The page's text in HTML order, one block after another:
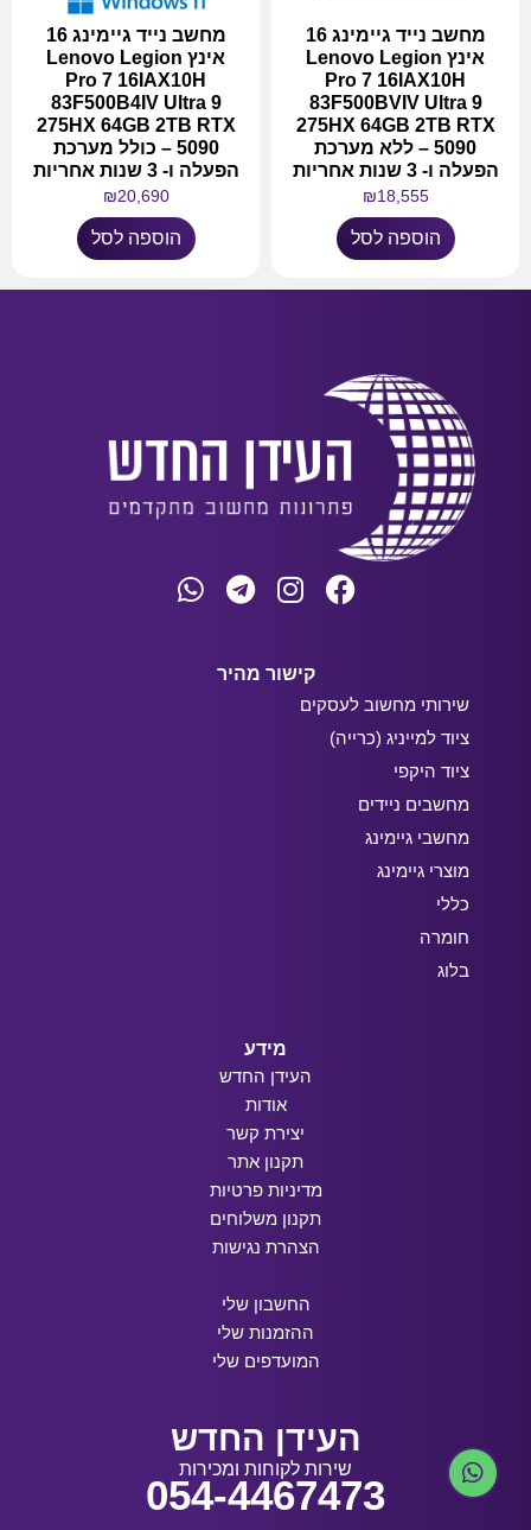
מחשב נייד גיימינג 16
אינץ Lenovo Legion
Pro 7 16IAX10H
83F500BVIV Ultra 9
275HX 64GB 2TB RTX
5090 – ללא מערכת
הפעלה ו- 3 שנות אחריות
₪18,555
הוספה לסל
מחשב נייד גיימינג 16
אינץ Lenovo Legion
Pro 7 16IAX10H
83F500B4IV Ultra 9
275HX 64GB 2TB RTX
5090 – כולל מערכת
הפעלה ו- 3 שנות אחריות
₪20,690
הוספה לסל
קישור מהיר
שירותי מחשוב לעסקים
ציוד למייניג (כרייה)
ציוד היקפי
מחשבים ניידים
מחשבי גיימינג
מוצרי גיימינג
כללי
חומרה
בלוג
מידע
העידן החדש
אודות
יצירת קשר
תקנון אתר
מדיניות פרטיות
תקנון משלוחים
הצהרת נגישות
החשבון שלי
ההזמנות שלי
המועדפים שלי
העידן החדש
שירות לקוחות ומכירות
054-4467473